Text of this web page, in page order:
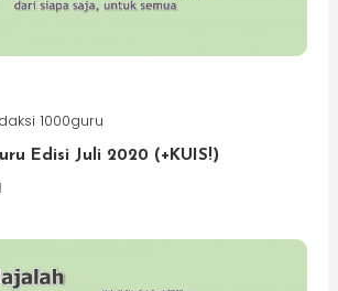
1000guru
Edisi Juli 2020 (+KUIS!)